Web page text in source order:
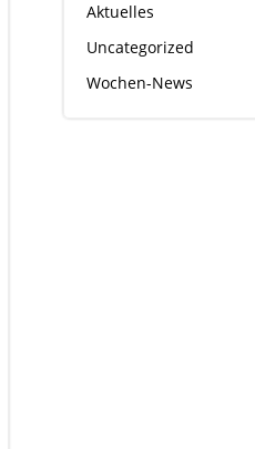
Aktuelles
Uncategorized
Wochen-News